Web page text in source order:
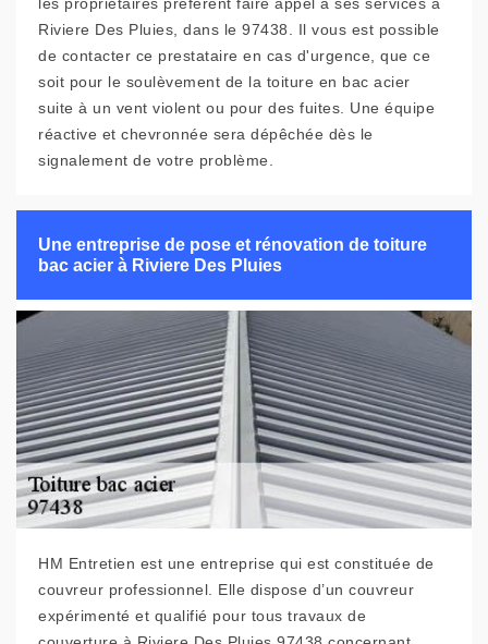
Riviere Des Pluies, dans le 97438. Il vous est possible
de contacter ce prestataire en cas d'urgence, que ce
soit pour le soulèvement de la toiture en bac acier
suite à un vent violent ou pour des fuites. Une équipe
réactive et chevronnée sera dépêchée dès le
signalement de votre problème.
Une entreprise de pose et rénovation de toiture
bac acier à Riviere Des Pluies
HM Entretien est une entreprise qui est constituée de
couvreur professionnel. Elle dispose d’un couvreur
expérimenté et qualifié pour tous travaux de